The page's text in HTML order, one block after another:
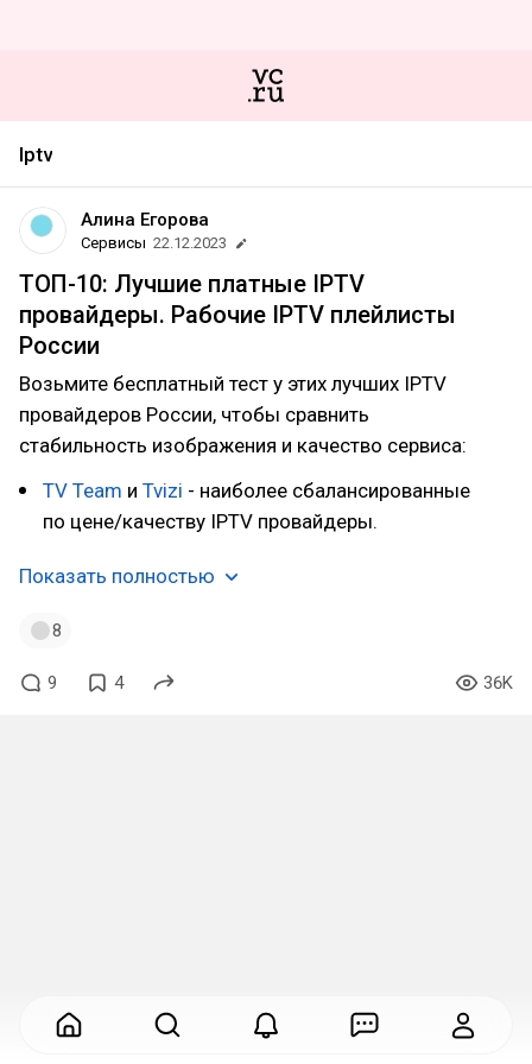
Iptv
Алина Егорова
Сервисы 22.12.2023
ТОП-10: Лучшие платные IPTV
провайдеры. Рабочие IPTV плейлисты
России
Возьмите бесплатный тест у этих лучших IPTV
провайдеров России, чтобы сравнить
стабильность изображения и качество сервиса:
TV Team и Tvizi - наиболее сбалансированные
по цене/качеству IPTV провайдеры.
Показать полностью
8
9 4 36K